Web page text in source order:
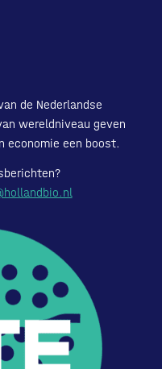
de Nederlandse
wereldniveau geven
economie een boost.